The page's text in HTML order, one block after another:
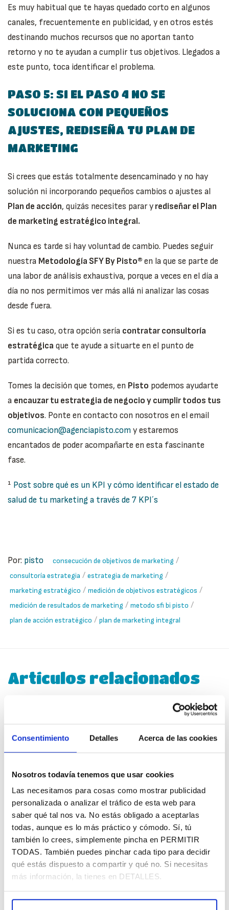
Consentimiento Detalles Acerca de las cookies
Nosotros todavía tenemos que usar cookies
Las necesitamos para cosas como mostrar publicidad
personalizada o analizar el tráfico de esta web para
saber qué tal nos va. No estás obligado a aceptarlas
todas, aunque es lo más práctico y cómodo. Sí, tú
también lo crees, simplemente pincha en PERMITIR
TODAS. También puedes pinchar cada tipo para decidir
qué estás dispuesto a compartir y qué no. Si necesitas
más información, la tienes en DETALLES.
Es muy habitual que te hayas quedado corto en algunos
canales, frecuentemente en publicidad, y en otros estés
destinando muchos recursos que no aportan tanto
retorno y no te ayudan a cumplir tus objetivos. Llegados a
este punto, toca identificar el problema.
PASO 5: SI EL PASO 4 NO SE
SOLUCIONA CON PEQUEÑOS
AJUSTES, REDISEÑA TU PLAN DE
MARKETING
Si crees que estás totalmente desencaminado y no hay
solución ni incorporando pequeños cambios o ajustes al
Plan de acción, quizás necesites parar y rediseñar el Plan
de marketing estratégico integral.
Nunca es tarde si hay voluntad de cambio. Puedes seguir
nuestra Metodología SFY By Pisto® en la que se parte de
una labor de análisis exhaustiva, porque a veces en el día a
día no nos permitimos ver más allá ni analizar las cosas
desde fuera.
Si es tu caso, otra opción sería contratar consultoría
estratégica que te ayude a situarte en el punto de
partida correcto.
Tomes la decisión que tomes, en Pisto podemos ayudarte
a encauzar tu estrategia de negocio y cumplir todos tus
objetivos. Ponte en contacto con nosotros en el email
comunicacion@agenciapisto.com y estaremos
encantados de poder acompañarte en esta fascinante
fase.
¹ Post sobre qué es un KPI y cómo identificar el estado de
salud de tu marketing a través de 7 KPI´s
Por: pisto consecución de objetivos de marketing /
consultoría estrategia / estrategia de marketing /
marketing estratégico / medición de objetivos estratégicos /
medición de resultados de marketing / metodo sfi bi pisto /
plan de acción estratégico / plan de marketing integral
Artículos relacionados
Temas que te pueden interesar
Marketing Inteligente: Las 3
claves que reescriben tu
negocio para 2026